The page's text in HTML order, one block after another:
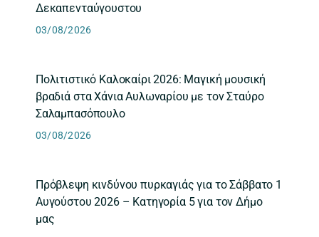
Δεκαπενταύγουστου
03/08/2026
Πολιτιστικό Καλοκαίρι 2026: Μαγική μουσική
βραδιά στα Χάνια Αυλωναρίου με τον Σταύρο
Σαλαμπασόπουλο
03/08/2026
Πρόβλεψη κινδύνου πυρκαγιάς για το Σάββατο 1
Αυγούστου 2026 – Κατηγορία 5 για τον Δήμο
μας